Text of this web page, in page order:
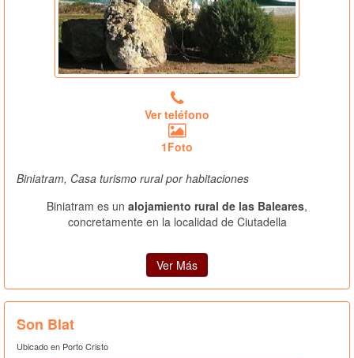
Ver teléfono
1Foto
Biniatram, Casa turismo rural por habitaciones
Biniatram es un alojamiento rural de las Baleares,
concretamente en la localidad de Ciutadella
Ver Más
Son Blat
Ubicado en Porto Cristo